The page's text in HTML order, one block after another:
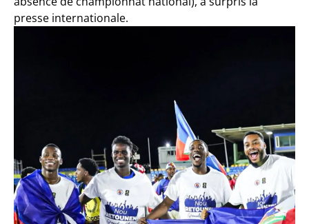
presse internationale.